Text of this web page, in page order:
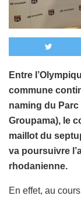
Entre
commune
naming du
Groupama), le
maillot du
va poursuivre
rhodanienne.
En effet, au